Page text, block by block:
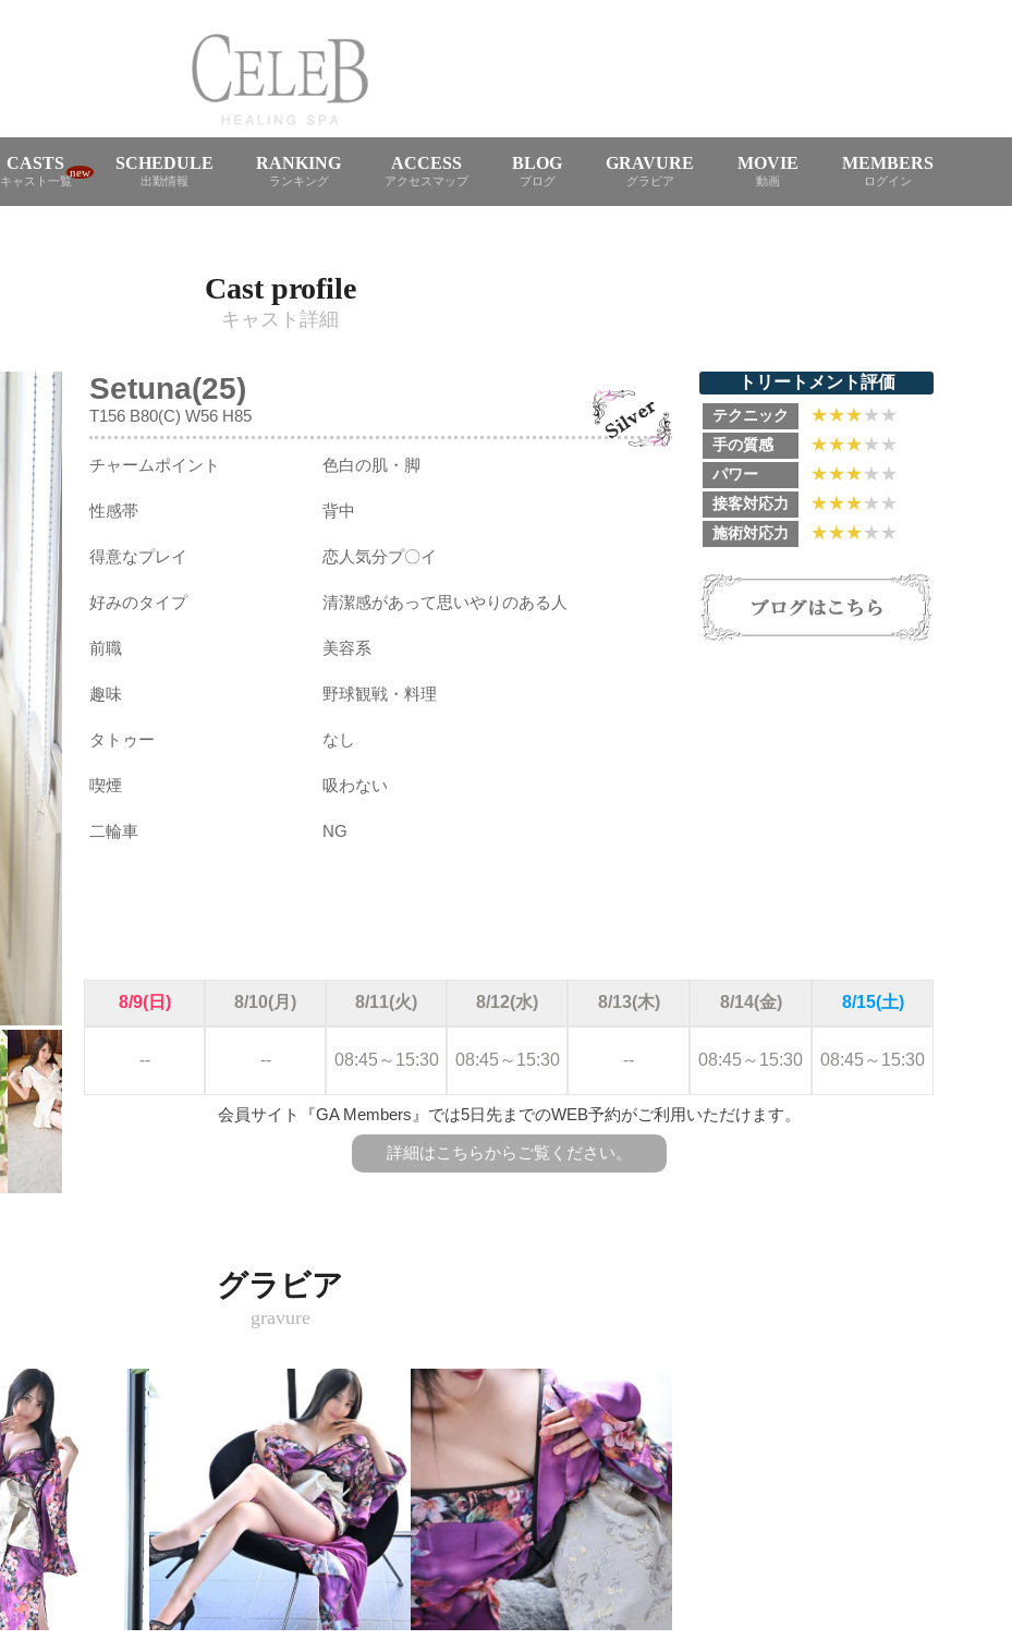
CASTS
キャスト一覧
new SCHEDULE
出勤情報
RANKING
ランキング
ACCESS
アクセスマップ
BLOG
ブログ
GRAVURE
グラビア
MOVIE
動画
MEMBERS
ログイン
Cast profile
キャスト詳細
Setuna(25)
T156 B80(C) W56 H85
チャームポイント 色白の肌・脚
性感帯 背中
得意なプレイ 恋人気分プ〇イ
好みのタイプ 清潔感があって思いやりのある人
前職 美容系
趣味 野球観戦・料理
タトゥー なし
喫煙 吸わない
二輪車 NG
トリートメント評価
テクニック ★★★★★
手の質感 ★★★★★
パワー ★★★★★
接客対応力 ★★★★★
施術対応力 ★★★★★
8/9(日) 8/10(月) 8/11(火) 8/12(水) 8/13(木) 8/14(金) 8/15(土)
-- -- 08:45～15:30 08:45～15:30 -- 08:45～15:30 08:45～15:30
会員サイト『GA Members』では5日先までのWEB予約がご利用いただけます。
詳細はこちらからご覧ください。
グラビア
gravure